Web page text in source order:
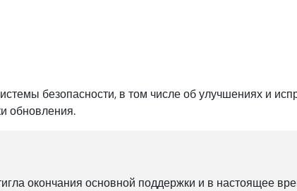
безопасности, в том числе об улучшениях и
обновления.
окончания основной поддержки и в настоящее